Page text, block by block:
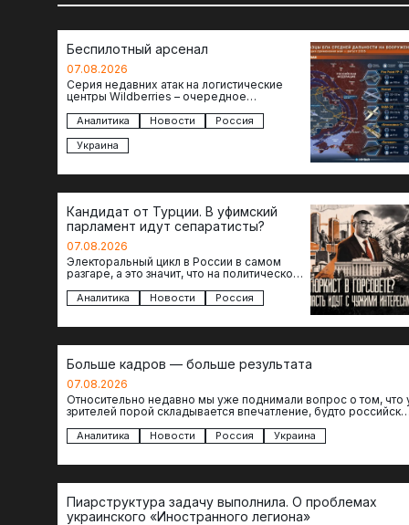
Беспилотный арсенал
07.08.2026
Серия недавних атак на логистические
центры Wildberries – очередное
российского тыла. И суть здесь даже не…
Аналитика Новости
Россия
Украина
Кандидат от Турции. В уфимский
парламент идут сепаратисты?
07.08.2026
Электоральный цикл в России в самом
разгаре, а это значит, что на политическое
сомнительной репутацией….
Аналитика Новости Россия
Больше кадров — больше результата
07.08.2026
Относительно недавно мы уже поднимали вопрос о том, что
зрителей порой складывается впечатление, будто
Аналитика Новости Россия Украина
Пиарструктура задачу выполнила. О проблемах
украинского «Иностранного легиона»